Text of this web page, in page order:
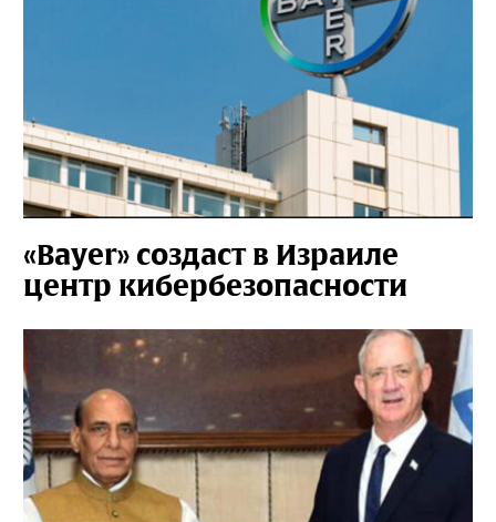
«Bayer» создаст в Израиле
центр кибербезопасности